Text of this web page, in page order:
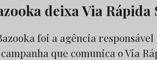
deixa Via
foi a agência
que comunica o Via